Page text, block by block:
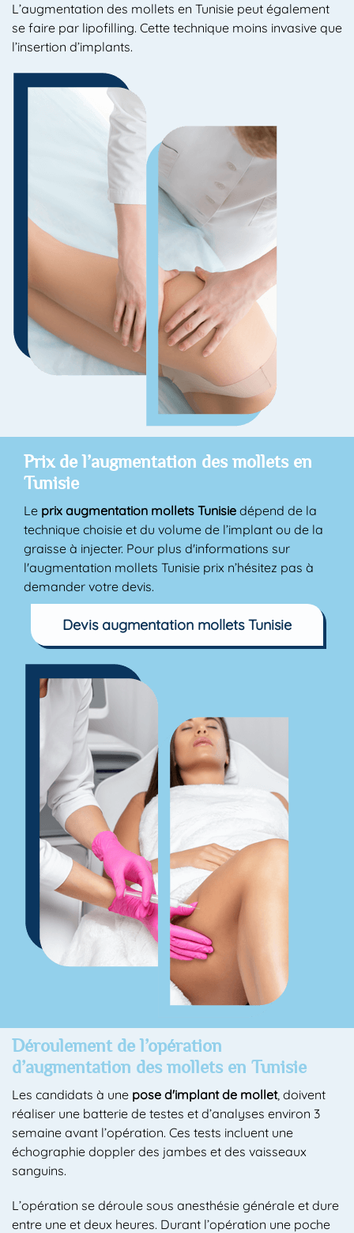
L’augmentation des mollets en Tunisie peut également
se faire par lipofilling. Cette technique moins invasive que
l’insertion d’implants.
Prix de l’augmentation des mollets en
Tunisie
Le prix augmentation mollets Tunisie dépend de la
technique choisie et du volume de l’implant ou de la
graisse à injecter. Pour plus d'informations sur
l'augmentation mollets Tunisie prix n’hésitez pas à
demander votre devis.
Devis augmentation mollets Tunisie
Déroulement de l’opération
d’augmentation des mollets en Tunisie
Les candidats à une pose d'implant de mollet, doivent
réaliser une batterie de testes et d’analyses environ 3
semaine avant l’opération. Ces tests incluent une
échographie doppler des jambes et des vaisseaux
sanguins.
L’opération se déroule sous anesthésie générale et dure
entre une et deux heures. Durant l’opération une poche